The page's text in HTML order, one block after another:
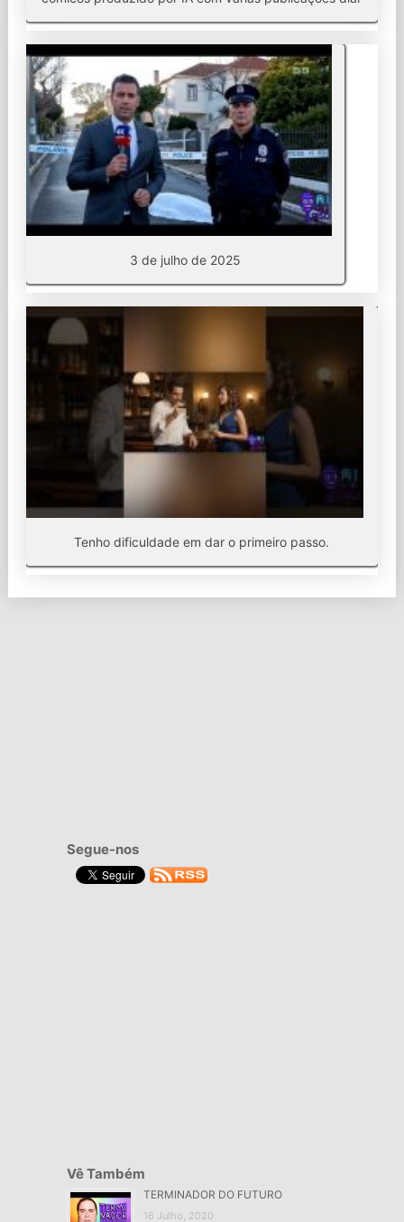
3 de julho de 2025
Tenho dificuldade em dar o primeiro passo.
Segue-nos
Vê Também
TERMINADOR DO FUTURO
16 Julho, 2020